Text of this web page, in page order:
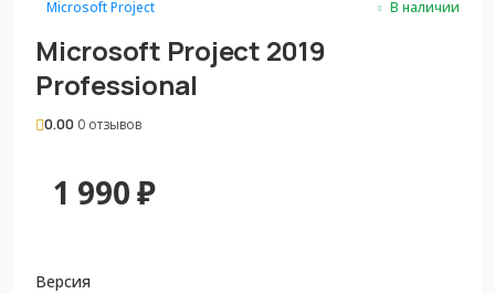
Microsoft Project В наличии
Microsoft Project 2019
Professional
0.00 0 отзывов
1 990₽
Версия